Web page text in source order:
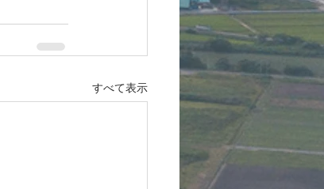
すべて表示